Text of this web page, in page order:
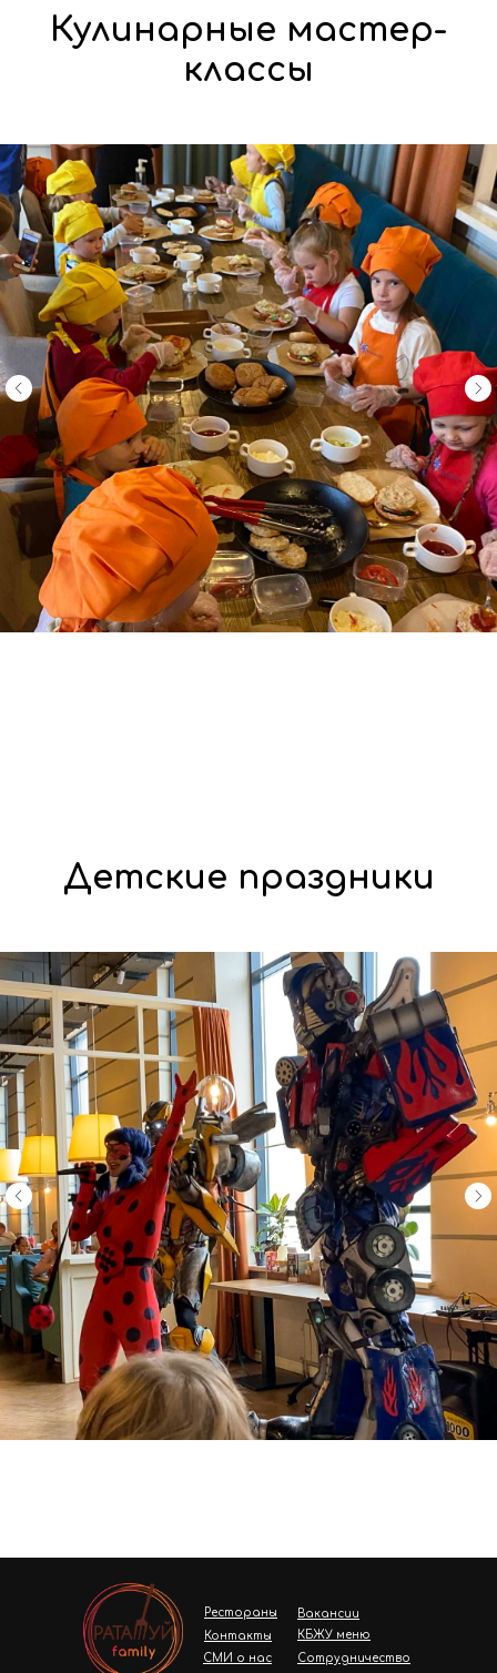
Кулинарные мастер-
классы
Детские праздники
Рестораны
СМИ о нас
КБЖУ меню
Вакансии
Контакты
Сотрудничество